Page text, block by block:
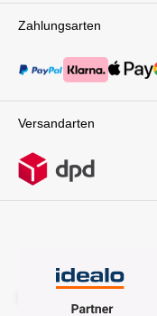
Zahlungsarten
Versandarten